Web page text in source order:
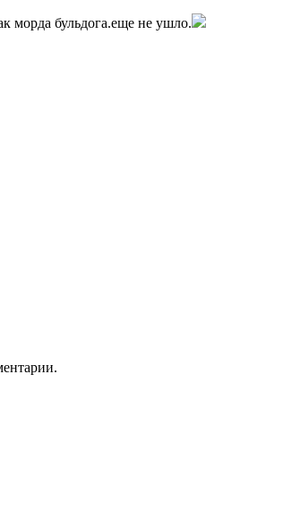
морда бульдога.еще не ушло.